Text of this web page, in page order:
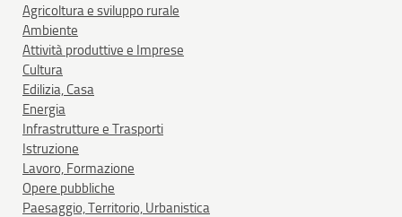
Agricoltura e sviluppo rurale
Ambiente
Attività produttive e Imprese
Cultura
Edilizia, Casa
Energia
Infrastrutture e Trasporti
Istruzione
Lavoro, Formazione
Opere pubbliche
Paesaggio, Territorio, Urbanistica